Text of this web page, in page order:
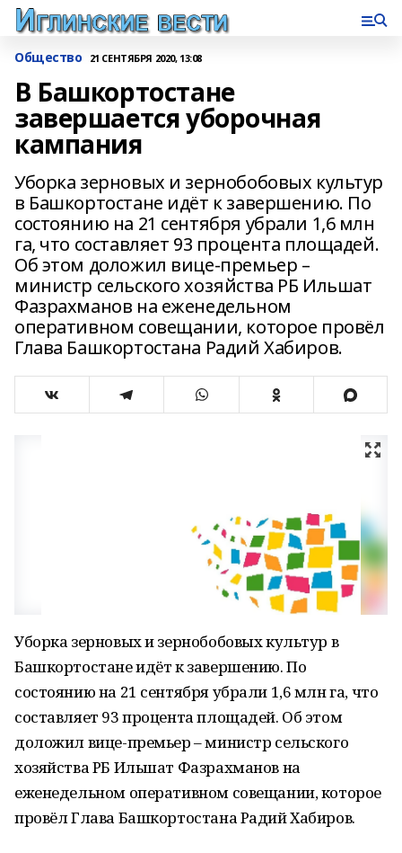
Общество 21 СЕНТЯБРЯ 2020, 13:08
В Башкортостане
завершается уборочная
кампания
Уборка зерновых и зернобобовых культур
в Башкортостане идёт к завершению. По
состоянию на 21 сентября убрали 1,6 млн
га, что составляет 93 процента площадей.
Об этом доложил вице-премьер –
министр сельского хозяйства РБ Ильшат
Фазрахманов на еженедельном
оперативном совещании, которое провёл
Глава Башкортостана Радий Хабиров.
Уборка зерновых и зернобобовых культур в
Башкортостане идёт к завершению. По
состоянию на 21 сентября убрали 1,6 млн га, что
составляет 93 процента площадей. Об этом
доложил вице-премьер – министр сельского
хозяйства РБ Ильшат Фазрахманов на
еженедельном оперативном совещании, которое
провёл Глава Башкортостана Радий Хабиров.